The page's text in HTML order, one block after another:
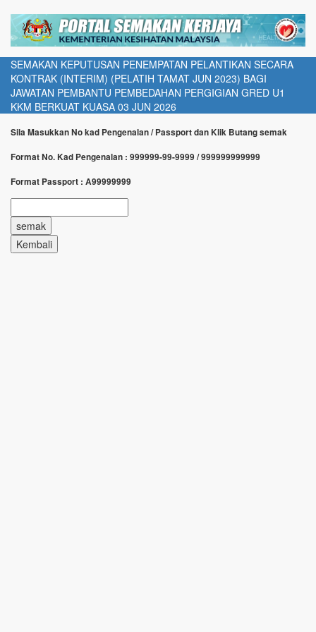
SEMAKAN KEPUTUSAN PENEMPATAN PELANTIKAN SECARA
KONTRAK (INTERIM) (PELATIH TAMAT JUN 2023) BAGI
JAWATAN PEMBANTU PEMBEDAHAN PERGIGIAN GRED U1
KKM BERKUAT KUASA 03 JUN 2026
Sila Masukkan No kad Pengenalan / Passport dan Klik Butang semak
Format No. Kad Pengenalan : 999999-99-9999 / 999999999999
Format Passport : A99999999